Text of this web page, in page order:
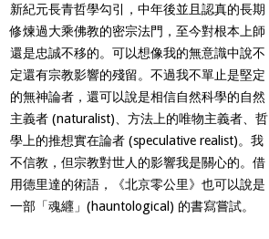
新紀元長青哲學勾引，中年後並且認真的長期
修煉過大乘佛教的密宗法門，至今對根本上師
還是忠誠不移的。可以想像我的無意識中說不
定還有宗教影響的殘留。不過我不單止是堅定
的無神論者，還可以說是相信自然科學的自然
主義者 (naturalist)、方法上的唯物主義者、哲
學上的推想實在論者 (speculative realist)。我
不信教，但宗教對世人的影響我是關心的。借
用德里達的術語，《北京零公里》也可以說是
一部「魂纒」(hauntological) 的書寫嘗試。